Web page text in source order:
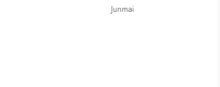
Junmai